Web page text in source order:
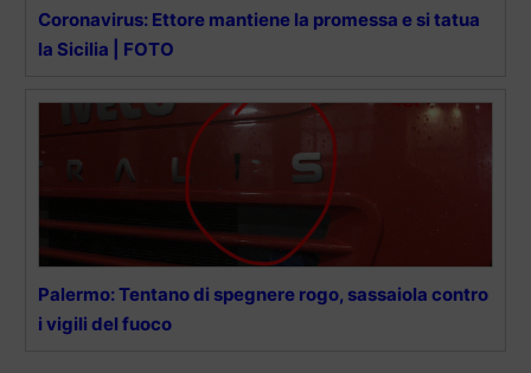
Coronavirus: Ettore mantiene la promessa e si tatua
la Sicilia | FOTO
Palermo: Tentano di spegnere rogo, sassaiola contro
i vigili del fuoco